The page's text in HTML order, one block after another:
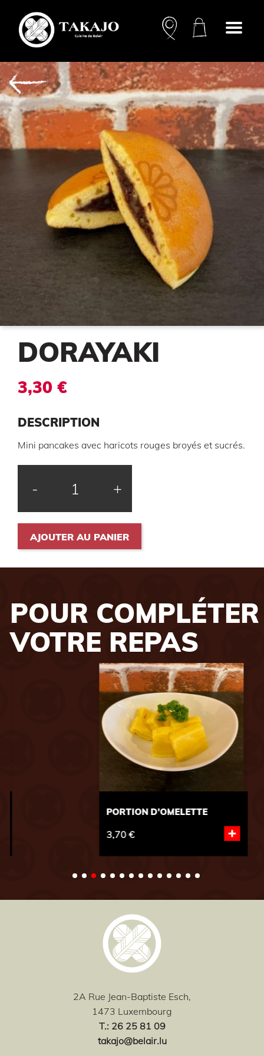
Open
DORAYAKI
3,30 €
DESCRIPTION
Mini pancakes avec haricots rouges broyés et sucrés.
- +
AJOUTER AU PANIER
POUR COMPLÉTER
VOTRE REPAS
PORTION D'OMELETTE
2A Rue Jean-Baptiste Esch,
1473 Luxembourg
T.: 26 25 81 09
takajo@belair.lu